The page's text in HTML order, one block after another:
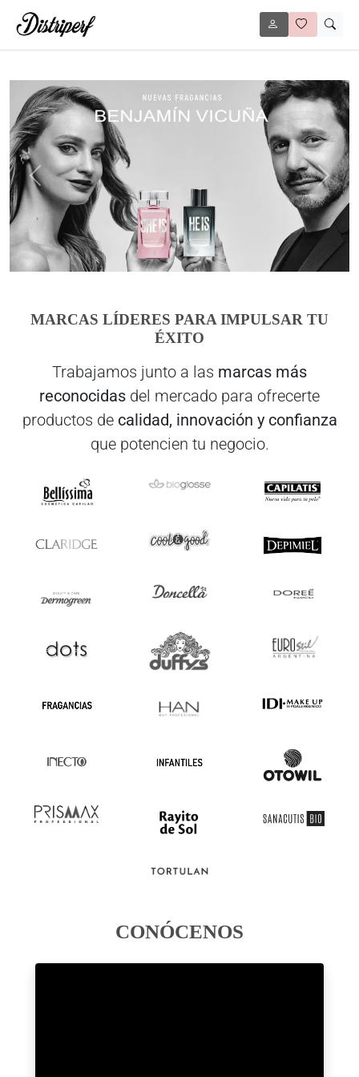
Anterior
MARCAS LÍDERES PARA IMPULSAR TU
ÉXITO
Trabajamos junto a las marcas más
reconocidas del mercado para ofrecerte
productos de calidad, innovación y confianza
que potencien tu negocio.
CONÓCENOS